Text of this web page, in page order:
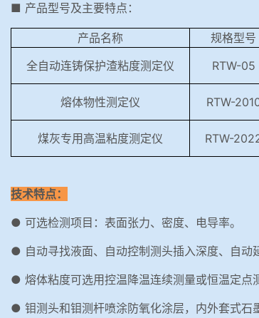
■ 产品型号及主要特点：
产品名称 规格型号
全自动连铸保护渣粘度测定仪
RTW-05
熔体物性测定仪
RTW-
煤灰专用高温粘度测定仪
RTW-
技术特点：
● 可选检测项目：表面张力、密度、电导率。
● 自动寻找液面、自动控制测头插入深度、自动
● 熔体粘度可选用控温降温连续测量或恒温定点
● 钼测头和钼测杆喷涂防氧化涂层，内外套式石